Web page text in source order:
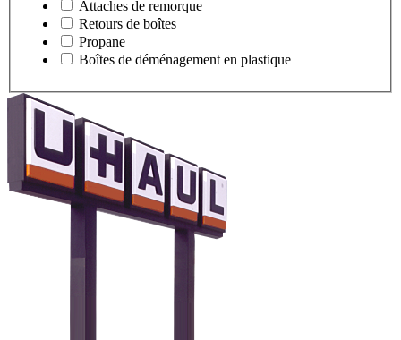
Attaches de remorque
Retours de boîtes
Propane
Boîtes de déménagement en plastique